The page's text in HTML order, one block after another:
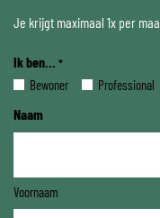
Je krijgt maximaal 1x per
Ik ben... *
Bewoner Professional
Naam
Voornaam